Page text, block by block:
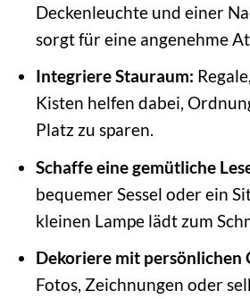
Deckenleuchte und einer
sorgt für eine angenehme
Integriere Stauraum:
Kisten helfen dabei,
Platz zu sparen.
Schaffe eine gemütliche
bequemer Sessel oder ein
kleinen Lampe lädt zum
Dekoriere mit persönlichen
Fotos, Zeichnungen oder